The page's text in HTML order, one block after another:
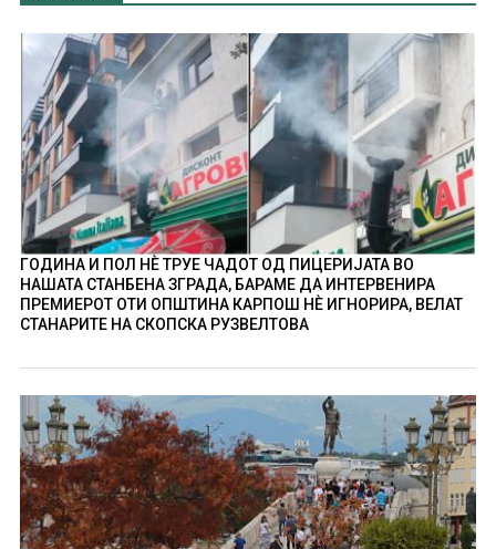
ГОДИНА И ПОЛ НÈ ТРУЕ ЧАДОТ ОД ПИЦЕРИЈАТА ВО
НАШАТА СТАНБЕНА ЗГРАДА, БАРАМЕ ДА ИНТЕРВЕНИРА
ПРЕМИЕРОТ ОТИ ОПШТИНА КАРПОШ НÈ ИГНОРИРА, ВЕЛАТ
СТАНАРИТЕ НА СКОПСКА РУЗВЕЛТОВА